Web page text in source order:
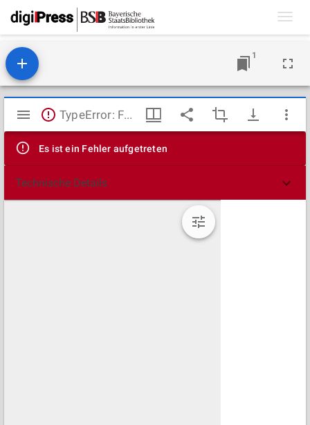
1
Mirador
Viewer
TypeError: Failed to fetch
Es ist ein Fehler aufgetreten
Technische Details